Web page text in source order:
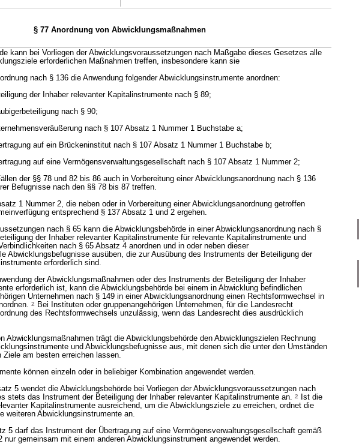
§ 77 Anordnung von Abwicklungsmaßnahmen
kann bei Vorliegen der Abwicklungsvoraussetzungen nach Maßgabe dieses Gesetzes alle
erforderlichen Maßnahmen treffen, insbesondere kann sie
nach § 136 die Anwendung folgender Abwicklungsinstrumente anordnen:
der Inhaber relevanter Kapitalinstrumente nach § 89;
nach § 90;
nach § 107 Absatz 1 Nummer 1 Buchstabe a;
auf ein Brückeninstitut nach § 107 Absatz 1 Nummer 1 Buchstabe b;
auf eine Vermögensverwaltungsgesellschaft nach § 107 Absatz 1 Nummer 2;
der §§ 78 und 82 bis 86 auch in Vorbereitung einer Abwicklungsanordnung nach § 136
Befugnisse nach den §§ 78 bis 87 treffen.
1 Nummer 2, die neben oder in Vorbereitung einer Abwicklungsanordnung getroffen
entsprechend § 137 Absatz 1 und 2 ergehen.
nach § 65 kann die Abwicklungsbehörde in einer Abwicklungsanordnung nach §
der Inhaber relevanter Kapitalinstrumente für relevante Kapitalinstrumente und
nach § 65 Absatz 4 anordnen und in oder neben dieser
Abwicklungsbefugnisse ausüben, die zur Ausübung des Instruments der Beteiligung der
erforderlich sind.
der Abwicklungsmaßnahmen oder des Instruments der Beteiligung der Inhaber
erforderlich ist, kann die Abwicklungsbehörde bei einem in Abwicklung befindlichen
Unternehmen nach § 149 in einer Abwicklungsanordnung einen Rechtsformwechsel in
2
Bei Instituten oder gruppenangehörigen Unternehmen, für die Landesrecht
des Rechtsformwechsels unzulässig, wenn das Landesrecht dies ausdrücklich
Abwicklungsmaßnahmen trägt die Abwicklungsbehörde den Abwicklungszielen Rechnung
und Abwicklungsbefugnisse aus, mit denen sich die unter den Umständen
am besten erreichen lassen.
können einzeln oder in beliebiger Kombination angewendet werden.
5 wendet die Abwicklungsbehörde bei Vorliegen der Abwicklungsvoraussetzungen nach
stets das Instrument der Beteiligung der Inhaber relevanter Kapitalinstrumente an. 2
Ist die
Kapitalinstrumente ausreichend, um die Abwicklungsziele zu erreichen, ordnet die
weiteren Abwicklungsinstrumente an.
5 darf das Instrument der Übertragung auf eine Vermögensverwaltungsgesellschaft gemäß
nur gemeinsam mit einem anderen Abwicklungsinstrument angewendet werden.